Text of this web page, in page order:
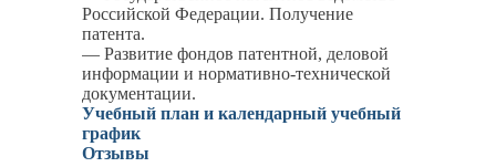
Российской Федерации. Получение
патента.
— Развитие фондов патентной, деловой
информации и нормативно-технической
документации.
Учебный план и календарный учебный
график
Отзывы